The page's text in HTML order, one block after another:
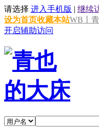
请选择 进入手机版 | 继续
设为首页收藏本站WB丨
开启辅助访问